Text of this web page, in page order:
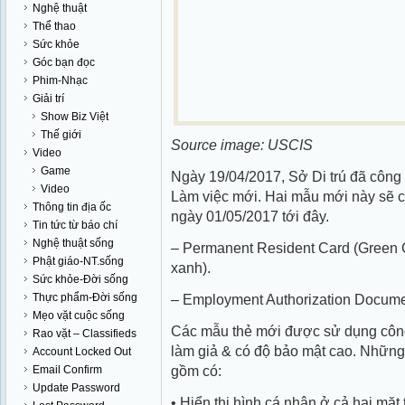
Nghệ thuật
Thể thao
Sức khỏe
Góc bạn đọc
Phim-Nhạc
Giải trí
Show Biz Việt
Thế giới
Video
Game
Video
Thông tin địa ốc
Tin tức từ báo chí
Nghệ thuật sống
Phật giáo-NT.sống
Sức khỏe-Đời sống
Thực phẩm-Đời sống
Mẹo vặt cuộc sống
Rao vặt – Classifieds
Account Locked Out
Email Confirm
Update Password
Source image: USCIS
Ngày 19/04/2017, Sở Di trú đã
Làm việc mới. Hai mẫu mới này sẽ
ngày 01/05/2017 tới đây.
– Permanent Resident Card
xanh).
– Employment Authorization
Các mẫu thẻ mới được sử dụng
làm giả & có độ bảo mật cao.
gồm có: